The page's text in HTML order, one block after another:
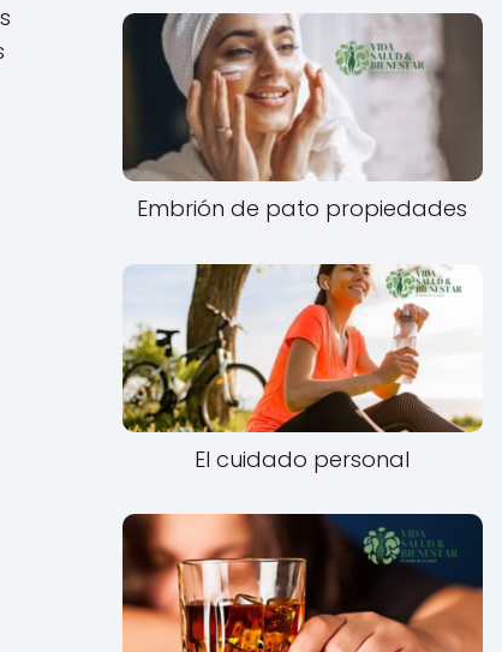
Embrión de pato propiedades
El cuidado personal